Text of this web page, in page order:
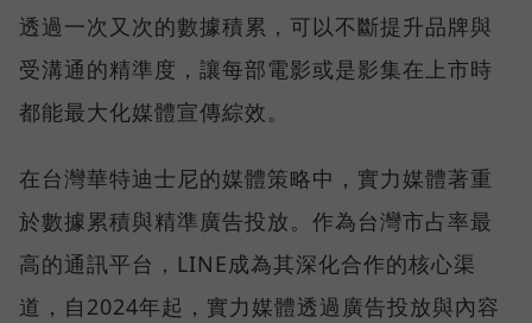
透過一次又次的數據積累，可以不斷提升品牌與
受溝通的精準度，讓每部電影或是影集在上市時
都能最大化媒體宣傳綜效。
在台灣華特迪士尼的媒體策略中，實力媒體著重
於數據累積與精準廣告投放。作為台灣市占率最
高的通訊平台，LINE成為其深化合作的核心渠
道，自2024年起，實力媒體透過廣告投放與內容